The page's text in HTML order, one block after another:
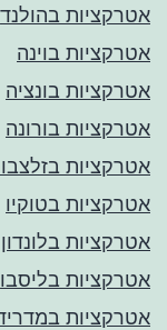
אטרקציות בהולנד
אטרקציות בוינה
אטרקציות בונציה
אטרקציות בורונה
אטרקציות
אטרקציות בטוקיו
אטרקציות בלונדון
אטרקציות
אטרקציות